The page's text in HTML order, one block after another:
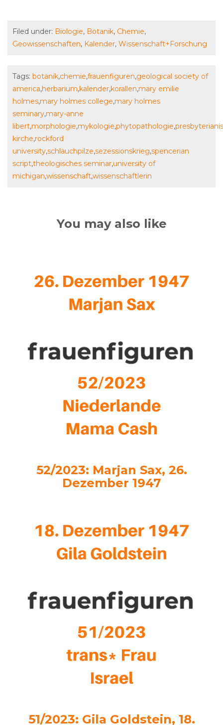
Filed under: Biologie, Botanik, Chemie,
Geowissenschaften, Kalender, Wissenschaft+Forschung
Tags: botanik,chemie,frauenfiguren,geological society of
america,herbarium,kalender,korallen,mary emilie
holmes,mary holmes college,mary holmes
seminary,mary-anne
libert,morphologie,mykologie,phytopathologie,
kirche,rockford
university,schlauchpilze,sezessionskrieg,spencerian
script,theologisches seminar,university of
michigan,wissenschaft,wissenschaftlerin
You may also like
52/2023: Marjan Sax, 26.
Dezember 1947
51/2023: Gila Goldstein, 18.